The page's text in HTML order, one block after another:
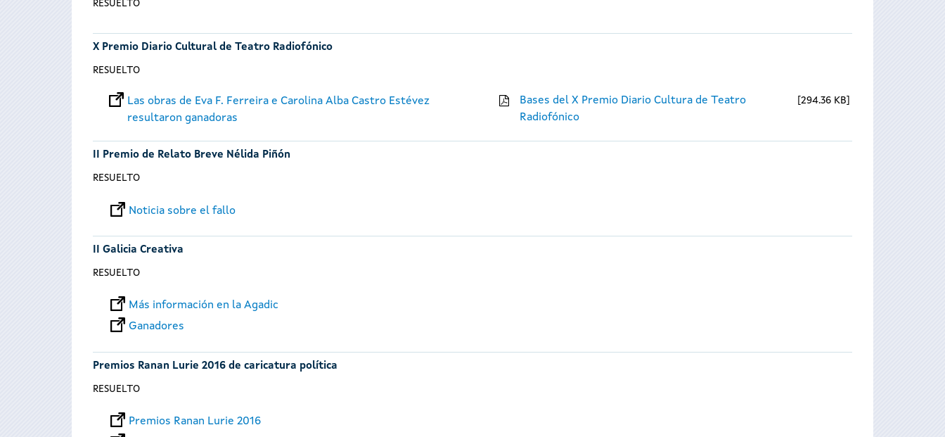
RESUELTO
X Premio Diario Cultural de Teatro Radiofónico
RESUELTO
Las obras de Eva F. Ferreira e Carolina Alba Castro Estévez
resultaron ganadoras
Bases del X Premio Diario Cultura de Teatro
Radiofónico
294.36 KB
II Premio de Relato Breve Nélida Piñón
RESUELTO
Noticia sobre el fallo
II Galicia Creativa
RESUELTO
Más información en la Agadic
Ganadores
Premios Ranan Lurie 2016 de caricatura política
RESUELTO
Premios Ranan Lurie 2016